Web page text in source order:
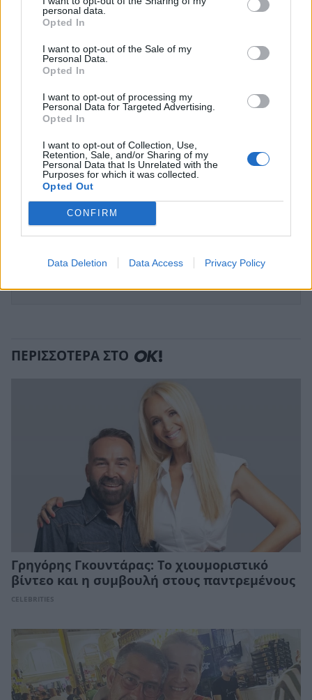
personal data.
Opted In
I want to opt-out of the Sale of my
Personal Data.
Opted In
I want to opt-out of processing my
Personal Data for Targeted Advertising.
Opted In
I want to opt-out of Collection, Use,
Retention, Sale, and/or Sharing of my
Personal Data that Is Unrelated with the
Purposes for which it was collected.
Opted Out
CONFIRM
Data Deletion Data Access Privacy Policy
Αθηνά Οικονομάκου & Μπρούνο Τσερέλα:
ρομαντικές τους στιγμές σε ένα καρουζέλ
φωτογραφιών
CELEBRITIES
ΔΕΙΤΕ ΑΚΟΜΑ
ΠΕΡΙΣΣΟΤΕΡΑ ΣΤΟ
Γρηγόρης Γκουντάρας: Το χιουμοριστικό
βίντεο και η συμβουλή στους παντρεμένους
CELEBRITIES